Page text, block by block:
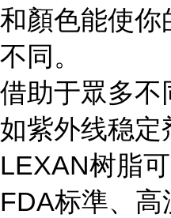
和顏色能使你
不同。
借助于眾多不
如紫外线稳定
LEXAN树脂
FDA标準、